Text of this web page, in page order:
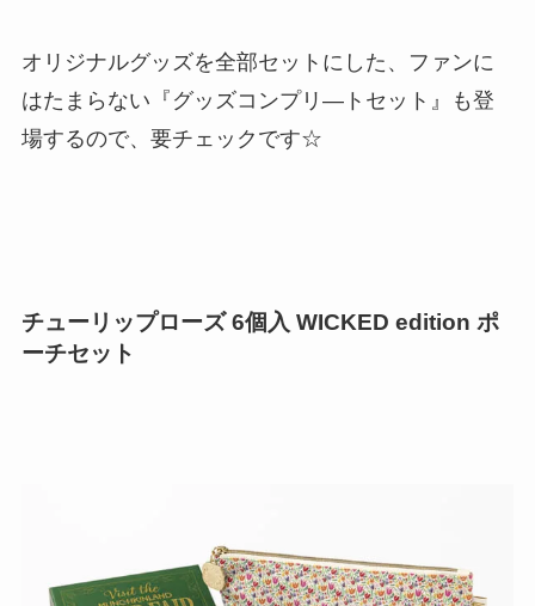
オリジナルグッズを全部セットにした、ファンに
はたまらない『グッズコンプリ―トセット』も登
場するので、要チェックです☆
チューリップローズ 6個入 WICKED edition ポ
ーチセット